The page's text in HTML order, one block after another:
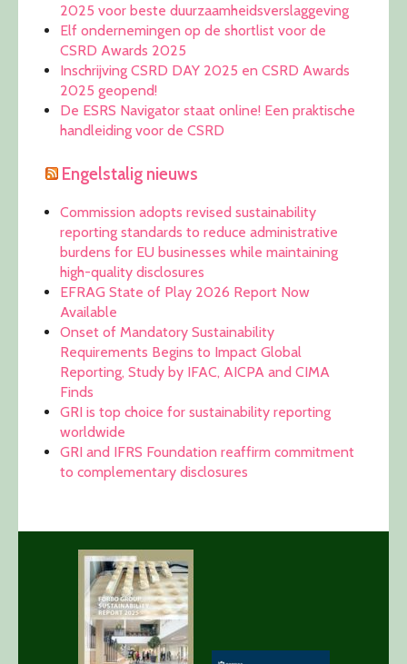
2025 voor beste duurzaamheidsverslaggeving
Elf ondernemingen op de shortlist voor de
CSRD Awards 2025
Inschrijving CSRD DAY 2025 en CSRD Awards
2025 geopend!
De ESRS Navigator staat online! Een praktische
handleiding voor de CSRD
Engelstalig nieuws
Commission adopts revised sustainability
reporting standards to reduce administrative
burdens for EU businesses while maintaining
high-quality disclosures
EFRAG State of Play 2026 Report Now
Available
Onset of Mandatory Sustainability
Requirements Begins to Impact Global
Reporting, Study by IFAC, AICPA and CIMA
Finds
GRI is top choice for sustainability reporting
worldwide
GRI and IFRS Foundation reaffirm commitment
to complementary disclosures